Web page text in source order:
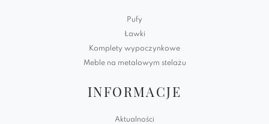
Pufy
Ławki
Komplety wypoczynkowe
Meble na metalowym stelażu
INFORMACJE
Aktualności